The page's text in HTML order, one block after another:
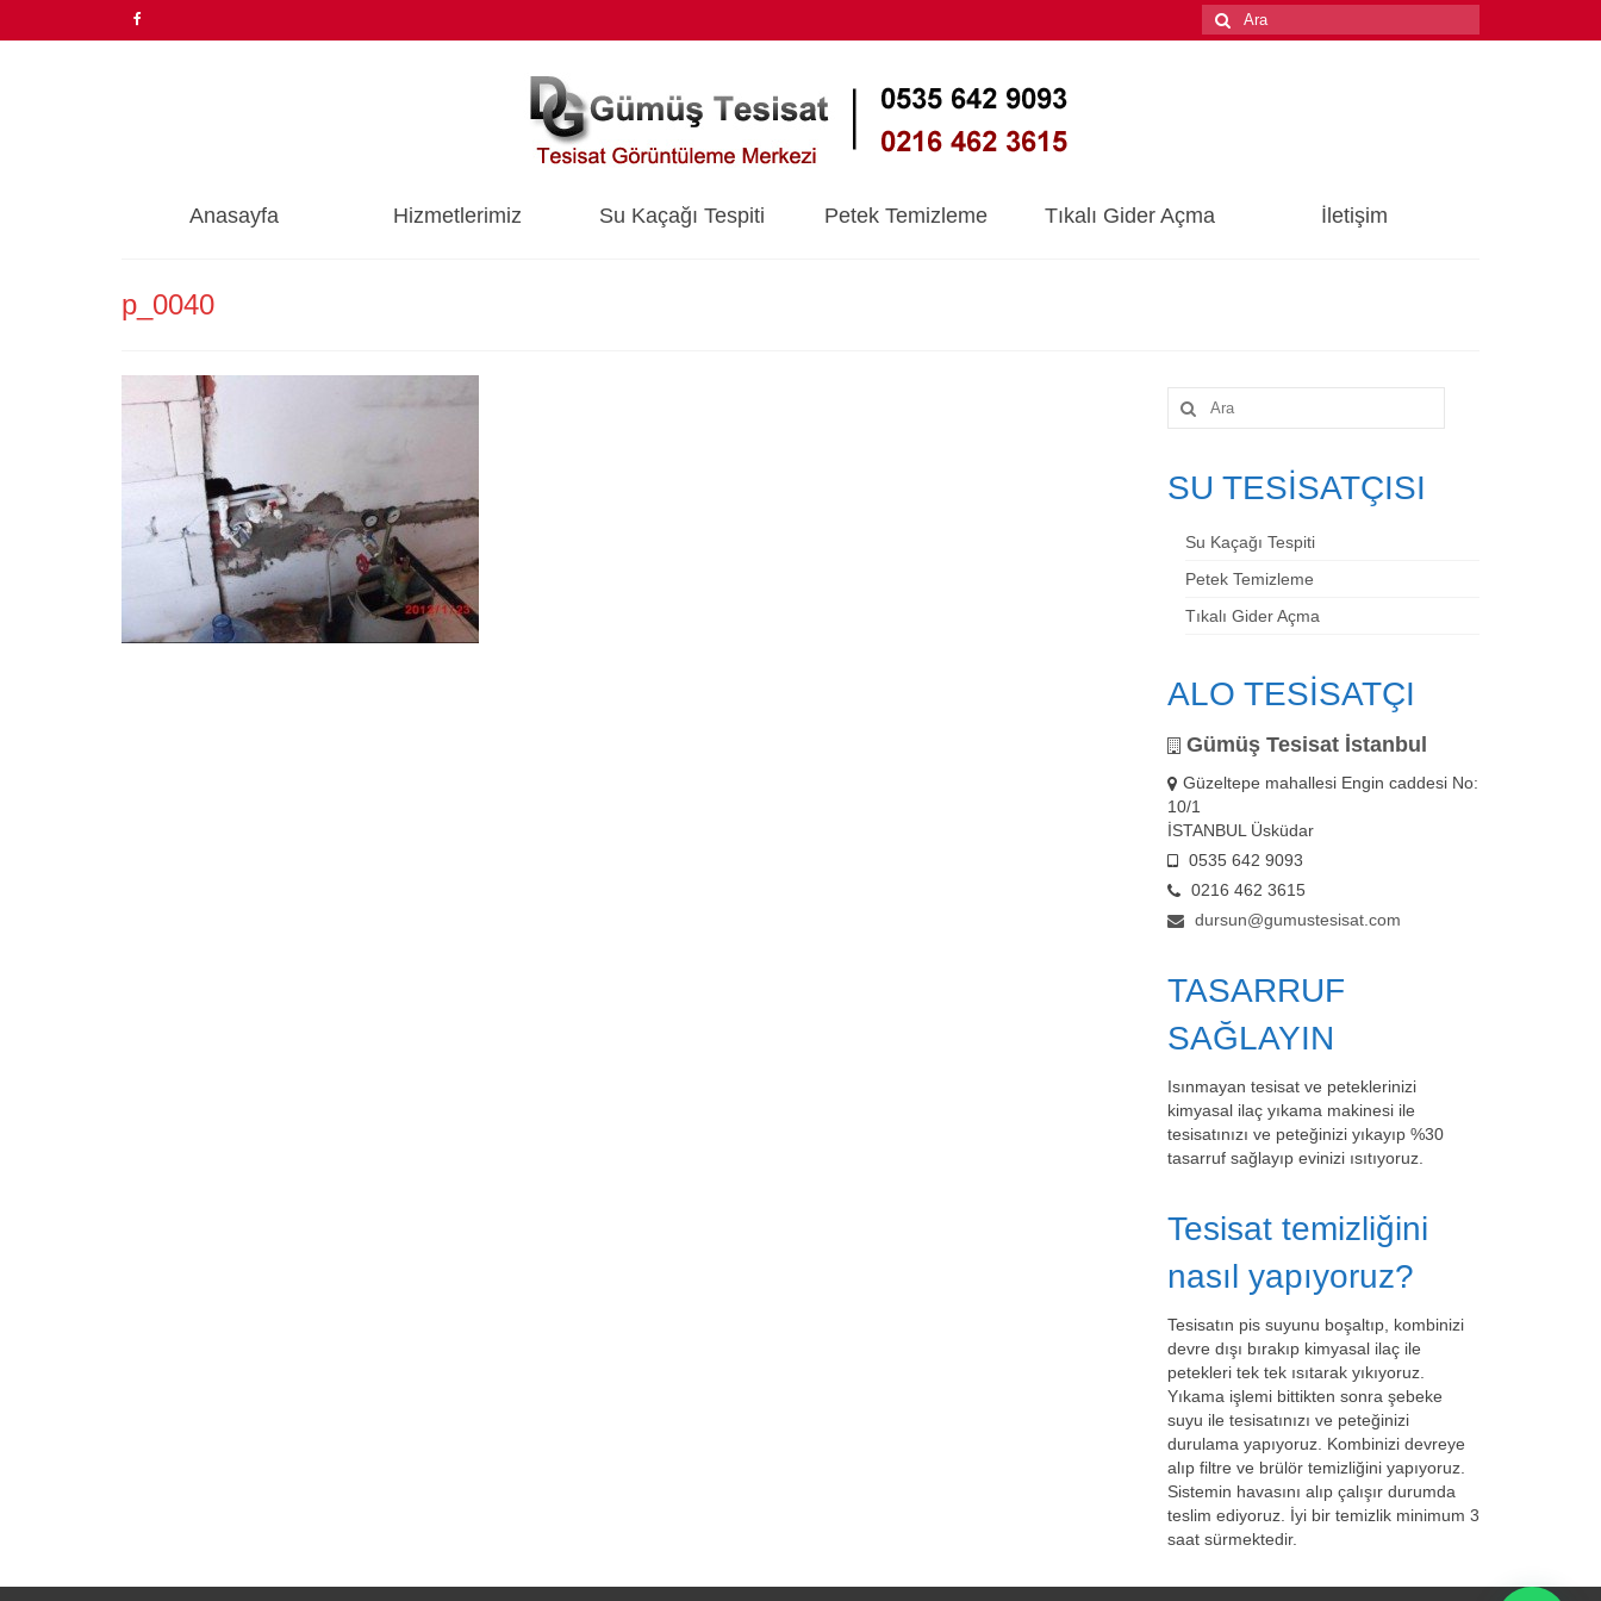
Şunu
ara:
Anasayfa Hizmetlerimiz Su Kaçağı Tespiti Petek Temizleme Tıkalı Gider Açma İletişim
p_0040
Şunu
ara:
SU TESİSATÇISI
Su Kaçağı Tespiti
Petek Temizleme
Tıkalı Gider Açma
ALO TESİSATÇI
Gümüş Tesisat İstanbul
Güzeltepe mahallesi Engin caddesi No:
10/1
İSTANBUL Üsküdar
0535 642 9093
0216 462 3615
dursun@gumustesisat.com
TASARRUF
SAĞLAYIN
Isınmayan tesisat ve peteklerinizi
kimyasal ilaç yıkama makinesi ile
tesisatınızı ve peteğinizi yıkayıp %30
tasarruf sağlayıp evinizi ısıtıyoruz.
Tesisat temizliğini
nasıl yapıyoruz?
Tesisatın pis suyunu boşaltıp, kombinizi
devre dışı bırakıp kimyasal ilaç ile
petekleri tek tek ısıtarak yıkıyoruz.
Yıkama işlemi bittikten sonra şebeke
suyu ile tesisatınızı ve peteğinizi
durulama yapıyoruz. Kombinizi devreye
alıp filtre ve brülör temizliğini yapıyoruz.
Sistemin havasını alıp çalışır durumda
teslim ediyoruz. İyi bir temizlik minimum 3
saat sürmektedir.